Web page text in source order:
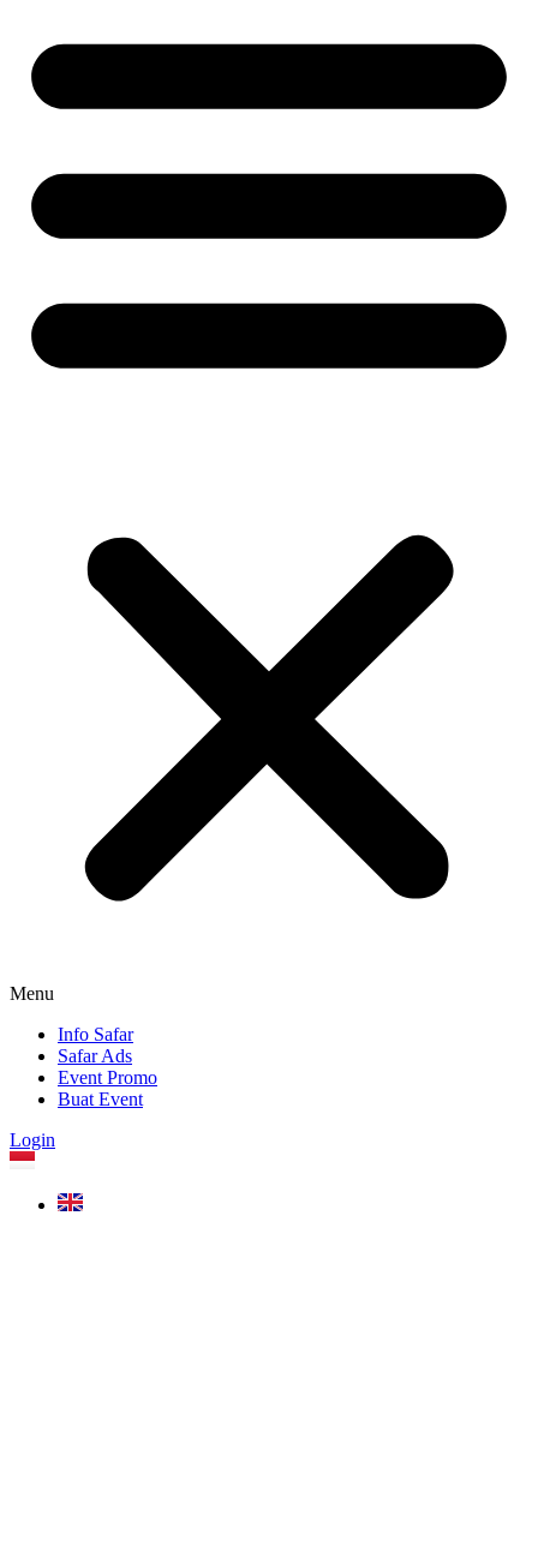
Menu
Info Safar
Safar Ads
Event Promo
Buat Event
Login